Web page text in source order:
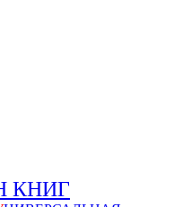
КНИГ